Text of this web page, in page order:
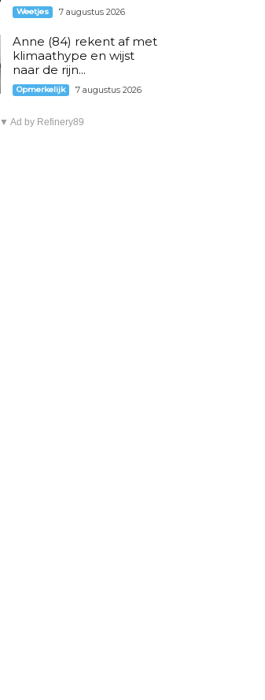
Weetjes 7 augustus 2026
Anne (84) rekent af met
klimaathype en wijst
naar de rijn...
Opmerkelijk 7 augustus 2026
▼ Ad by Refinery89